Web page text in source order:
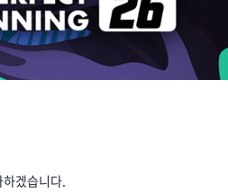
겠습니다.